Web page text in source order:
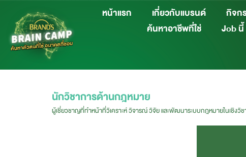
หน้าแรก เกี่ยวกับแบรนด์ กิจก
ค้นหาอาชีพที่ใช่
Job นี้
นักวิชาการด้านกฎหมาย
ผู้เชี่ยวชาญที่ทำหน้าที่วิเคราะห์ วิจารณ์ วิจัย และพัฒนาระบบกฎหมายในเชิง